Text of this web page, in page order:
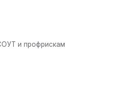
и профрискам